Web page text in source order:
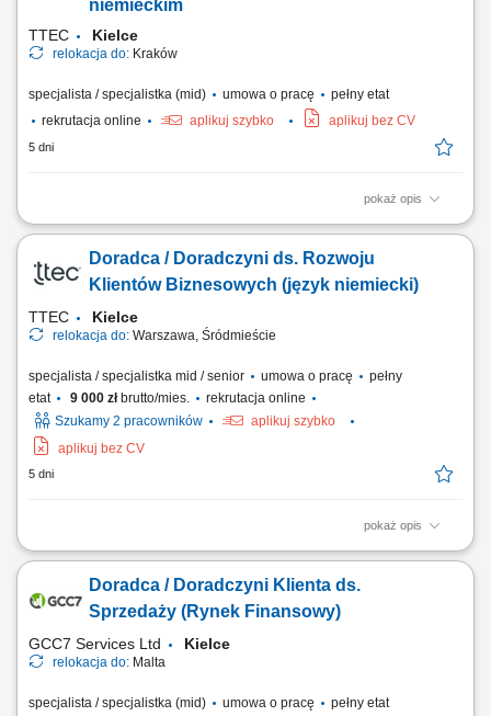
niemieckim
TTEC Kielce
relokacja do: Kraków
specjalista / specjalistka (mid) umowa o pracę
pełny etat
rekrutacja online
aplikuj szybko aplikuj bez CV
5 dni
pokaż opis
Opis stanowiska prowadzenie konsultacji z klientami i rozwijanie
zwiększających skuteczność kampanii reklamowych, analizowanie
wyników marketingowych oraz proponowanie nowych możliwości
Doradca / Doradczyni ds. Rozwoju
Klientów Biznesowych (język niemiecki)
TTEC Kielce
relokacja do: Warszawa, Śródmieście
specjalista / specjalistka mid / senior umowa o pracę
pełny
etat
9 000 złbrutto/mies.
rekrutacja online
Szukamy 2 pracowników
aplikuj szybko
aplikuj bez CV
5 dni
pokaż opis
Opis stanowiska pozyskiwanie informacji o potencjalnych klientach i
oraz budowanie zainteresowania ofertą, współpraca z zespołem
sprzedaży w zakresie przygotowywania nowych możliwości
Doradca / Doradczyni Klienta ds.
Sprzedaży (Rynek Finansowy)
GCC7 Services Ltd Kielce
relokacja do: Malta
specjalista / specjalistka (mid) umowa o pracę
pełny etat